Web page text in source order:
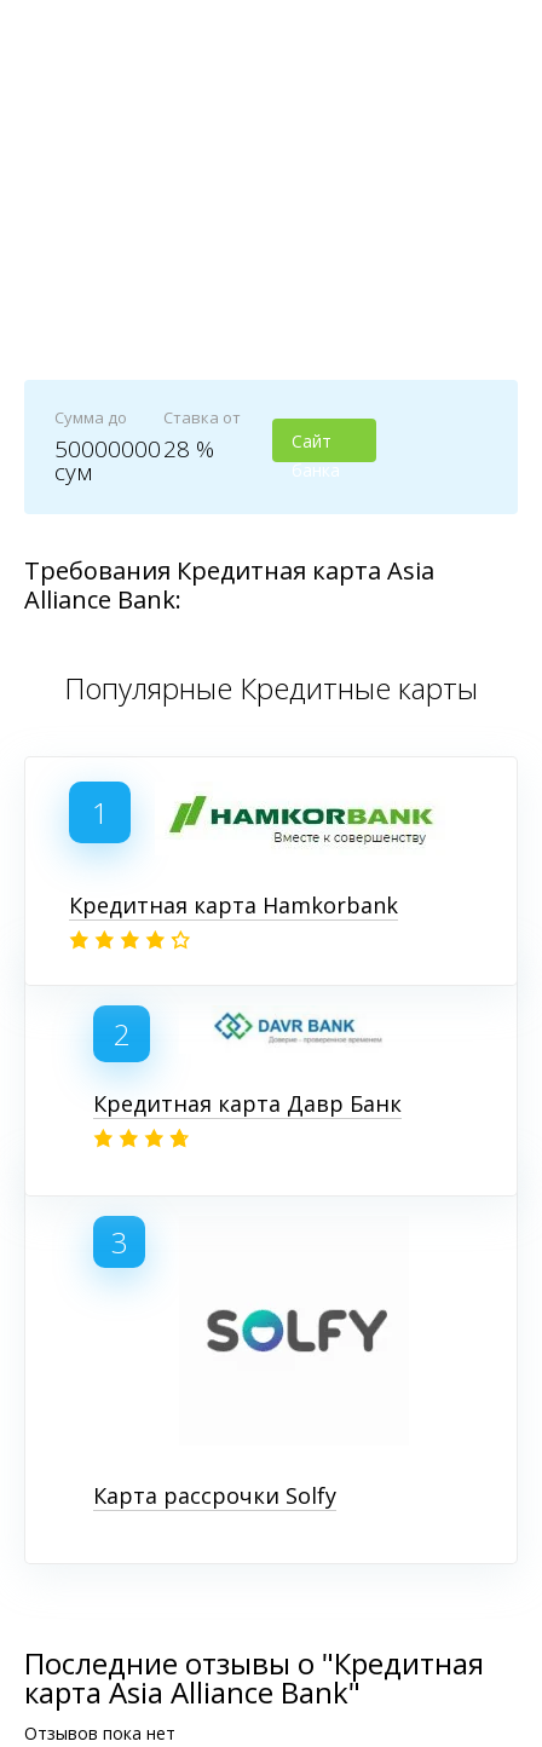
Сумма до
50000000
сум
Ставка от
28 %
Сайт
банка
Требования Кредитная карта Asia
Alliance Bank:
Популярные Кредитные карты
1
Кредитная карта Hamkorbank
2
Кредитная карта Давр Банк
3
Карта рассрочки Solfy
Последние отзывы о "Кредитная
карта Asia Alliance Bank"
Отзывов пока нет